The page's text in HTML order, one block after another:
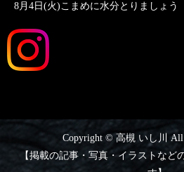
8月4日(火)こまめに水分とりましょう
Copyright © 高槻 いし川 All
【掲載の記事・写真・イラストなど